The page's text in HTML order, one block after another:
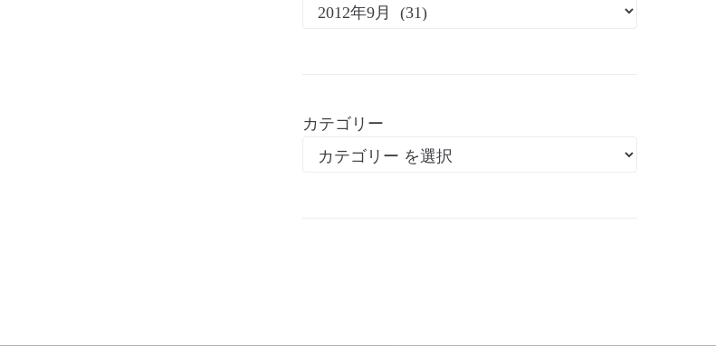
カテゴリー